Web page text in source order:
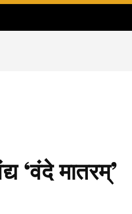
‘वंदे मातरम्’